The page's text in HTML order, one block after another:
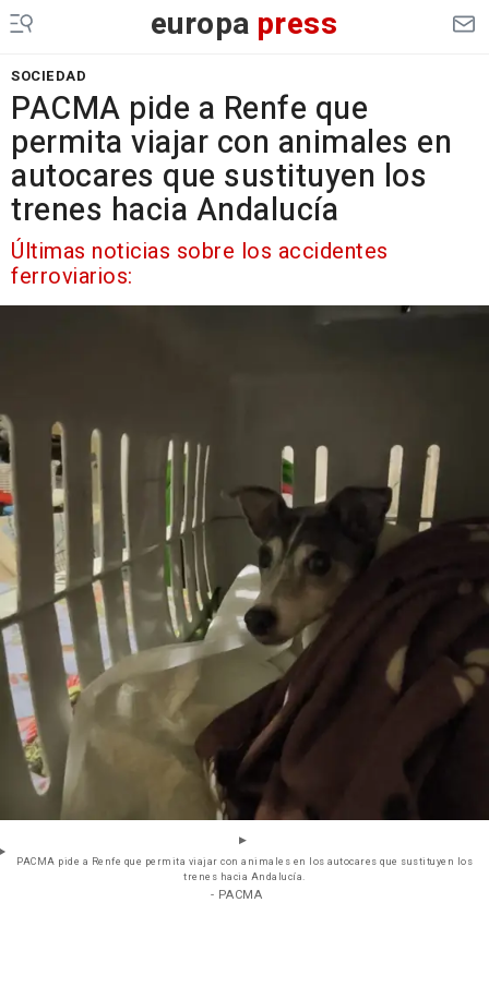
europa press
SOCIEDAD
PACMA pide a Renfe que
permita viajar con animales en
autocares que sustituyen los
trenes hacia Andalucía
Últimas noticias sobre los accidentes
ferroviarios:
PACMA pide a Renfe que permita viajar con animales en los autocares que sustituyen los
trenes hacia Andalucía.
- PACMA